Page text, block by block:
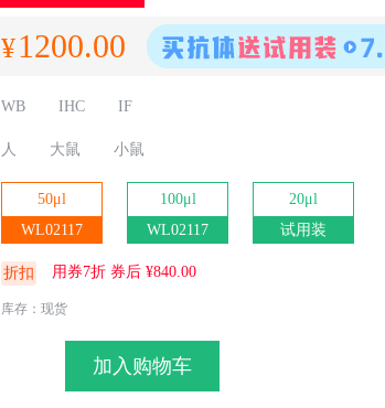
¥1200.00
WB IHC IF
人 大鼠 小鼠
50μl
WL02117
100μl
WL02117
20μl
试用装
折扣 用券7折 券后 ¥840.00
库存：现货
加入购物车